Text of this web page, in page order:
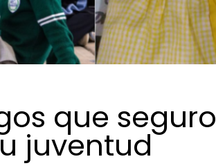
que seguro
juventud